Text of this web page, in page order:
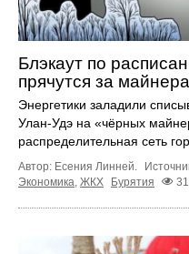
Блэкаут по
прячутся за
Энергетики заладили
Улан-Удэ на «чёрных
распределительная сеть
Автор: Есения Линней.
Экономика ЖКХ Бурятия